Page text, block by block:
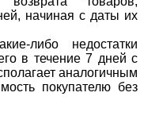
начиная с даты их
либо недостатки
в течение 7 дней с
аналогичным
покупателю без